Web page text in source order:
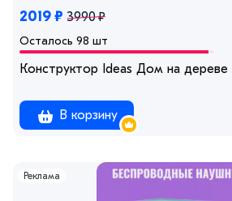
2019 ₽ 3990 ₽
Осталось 98 шт
Конструктор Ideas Дом на дереве
В корзину
Реклама